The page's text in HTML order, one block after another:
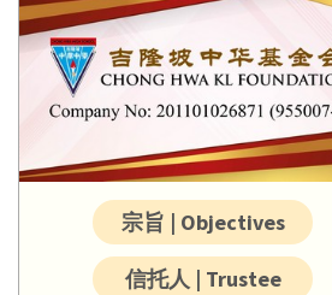
宗旨 | Objectives
信托人 | Trustee